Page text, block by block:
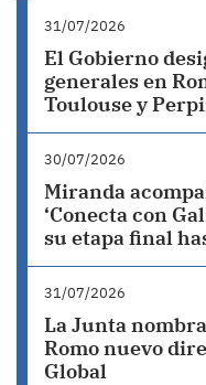
31/07/2026
El Gobierno
generales en
Toulouse y
30/07/2026
Miranda
‘Conecta con
su etapa final
31/07/2026
La Junta
Romo nuevo
Global